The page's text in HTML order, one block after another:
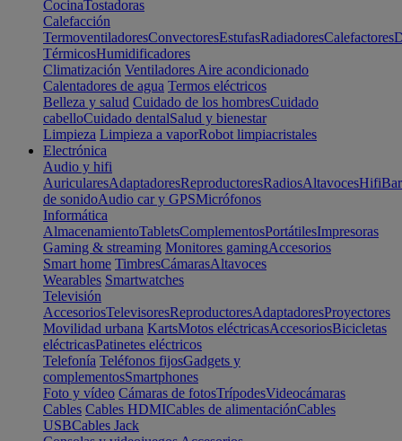
CocinaTostadoras
Calefacción
TermoventiladoresConvectoresEstufasRadiadoresCalefactores
TérmicosHumidificadores
Climatización Ventiladores Aire acondicionado
Calentadores de agua Termos eléctricos
Belleza y salud Cuidado de los hombresCuidado
cabelloCuidado dentalSalud y bienestar
Limpieza Limpieza a vaporRobot limpiacristales
Electrónica
Audio y hifi
AuricularesAdaptadoresReproductoresRadiosAltavocesHifi
de sonidoAudio car y GPSMicrófonos
Informática
AlmacenamientoTabletsComplementosPortátilesImpresoras
Gaming & streaming Monitores gamingAccesorios
Smart home TimbresCámarasAltavoces
Wearables Smartwatches
Televisión
AccesoriosTelevisoresReproductoresAdaptadoresProyectores
Movilidad urbana KartsMotos eléctricasAccesoriosBicicletas
eléctricasPatinetes eléctricos
Telefonía Teléfonos fijosGadgets y
complementosSmartphones
Foto y vídeo Cámaras de fotosTrípodesVideocámaras
Cables Cables HDMICables de alimentaciónCables
USBCables Jack